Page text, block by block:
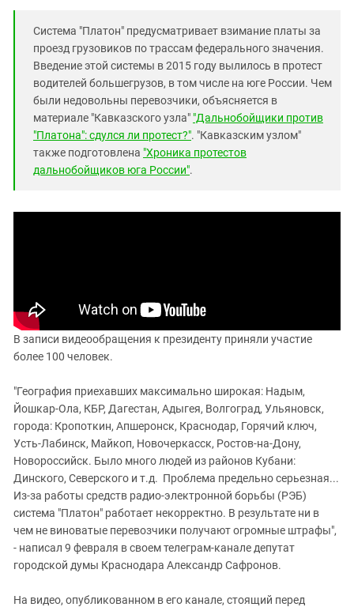
Южный Кавказ
ЮФО
Система "Платон" предусматривает взимание платы за
проезд грузовиков по трассам федерального значения.
Введение этой системы в 2015 году вылилось в протест
водителей большегрузов, в том числе на юге России. Чем
были недовольны перевозчики, объясняется в
материале "Кавказского узла" "Дальнобойщики против
"Платона": сдулся ли протест?". "Кавказским узлом"
также подготовлена "Хроника протестов
дальнобойщиков юга России".
В записи видеообращения к президенту приняли участие
более 100 человек.
"География приехавших максимально широкая: Надым,
Йошкар-Ола, КБР, Дагестан, Адыгея, Волгоград, Ульяновск,
города: Кропоткин, Апшеронск, Краснодар, Горячий ключ,
Усть-Лабинск, Майкоп, Новочеркасск, Ростов-на-Дону,
Новороссийск. Было много людей из районов Кубани:
Динского, Северского и т.д. Проблема предельно серьезная...
Из-за работы средств радио-электронной борьбы (РЭБ)
система "Платон" работает некорректно. В результате ни в
чем не виноватые перевозчики получают огромные штрафы",
- написал 9 февраля в своем телеграм-канале депутат
городской думы Краснодара Александр Сафронов.
На видео, опубликованном в его канале, стоящий перед